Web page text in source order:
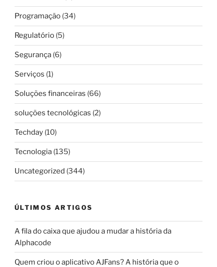
Programação (34)
Regulatório (5)
Segurança (6)
Serviços (1)
Soluções financeiras (66)
soluções tecnológicas (2)
Techday (10)
Tecnologia (135)
Uncategorized (344)
ÚLTIMOS ARTIGOS
A fila do caixa que ajudou a mudar a história da
Alphacode
Quem criou o aplicativo AJFans? A história que o